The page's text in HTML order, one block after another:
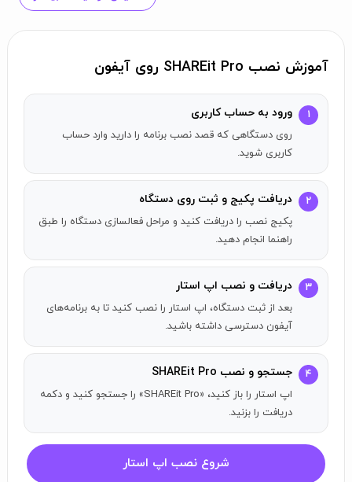
SHAREit Vault : ابزاری یکپارچه برای محافظت از حریم خصوصی شما
موبایل مختلف بدون هیچ گونه مانعی.
عملکرد قدرتمند: پشتیبانی از ارسال فایل‌ها در هر فرمت.
دیگر نیازی به کابل یا اینترنت برای انتقال فایل‌ها نیست. به‌راحتی
می‌توانید بین دستگاه‌های مختلف اشتراک‌گذاری کنید.
اپلیکیشن‌های مختلف را از جمله
به‌سادگی از اپ استار دریافت کنید. برای شروع وارد حساب اپ
استار خود شوید.
آموزش نصب SHAREit Pro روی آیفون
۱ ورود به حساب کاربری
روی دستگاهی که قصد نصب برنامه را دارید وارد حساب
کاربری شوید.
۲ دریافت پکیج و ثبت روی دستگاه
پکیج نصب را دریافت کنید و مراحل فعالسازی دستگاه را طبق
راهنما انجام دهید.
۳ دریافت و نصب اپ استار
بعد از ثبت دستگاه، اپ استار را نصب کنید تا به برنامه‌های
آیفون دسترسی داشته باشید.
۴ جستجو و نصب SHAREit Pro
اپ استار را باز کنید، «SHAREit Pro» را جستجو کنید و دکمه
دریافت را بزنید.
شروع نصب اپ استار